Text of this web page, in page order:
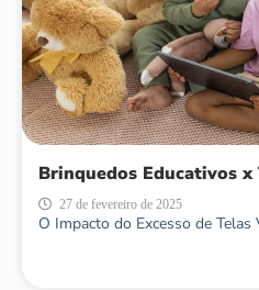
Brinquedos Educativos x
27 de fevereiro de 2025
O Impacto do Excesso de Telas